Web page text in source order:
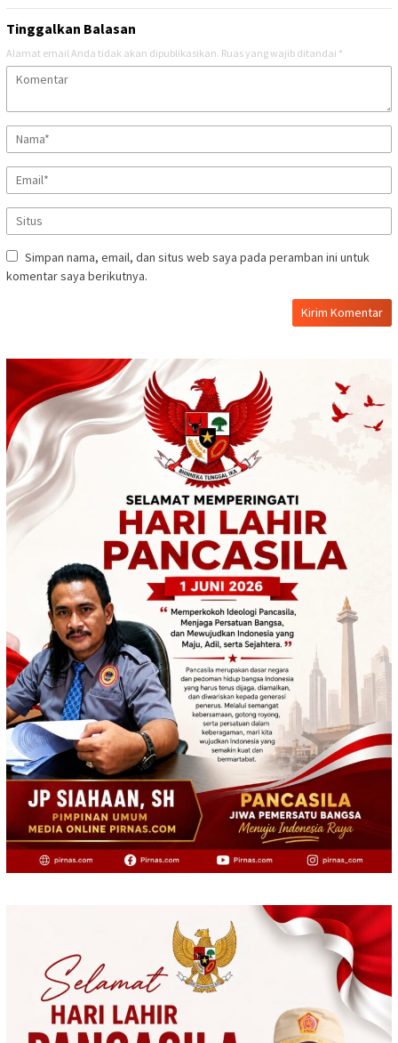
Tinggalkan Balasan
Alamat email Anda tidak akan dipublikasikan. Ruas yang wajib ditandai *
Simpan nama, email, dan situs web saya pada peramban ini untuk
komentar saya berikutnya.